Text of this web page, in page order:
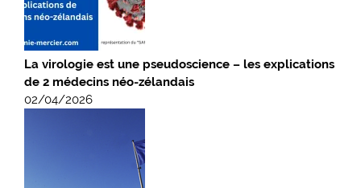
La virologie est une pseudoscience – les explications
de 2 médecins néo-zélandais
02/04/2026